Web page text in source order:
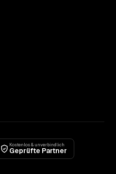
Kostenlos & unverbindlich
Geprüfte Partner